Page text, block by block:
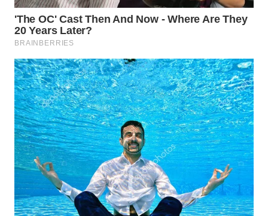
WN
PRIANGAN
TIMUR
WN
SEMARANG
WN
SOLO
WN
BOROBUDUR
WN
MADURA